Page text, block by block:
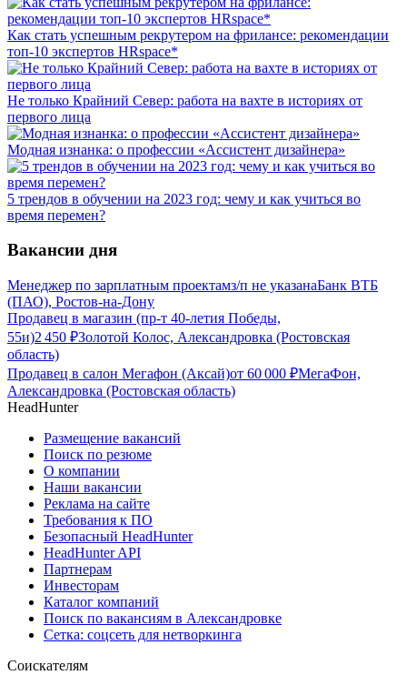
Как стать успешным рекрутером на фрилансе: рекомендации
топ-10 экспертов HRspace*
Не только Крайний Север: работа на вахте в историях от
первого лица
Модная изнанка: о профессии «Ассистент дизайнера»
5 трендов в обучении на 2023 год: чему и как учиться во
время перемен?
Вакансии дня
Менеджер по зарплатным проектамз/п не указанаБанк ВТБ
(ПАО), Ростов-на-Дону
Продавец в магазин (пр-т 40-летия Победы,
55и)2 450 ₽Золотой Колос, Александровка (Ростовская
область)
Продавец в салон Мегафон (Аксай)от 60 000 ₽МегаФон,
Александровка (Ростовская область)
HeadHunter
Размещение вакансий
Поиск по резюме
О компании
Наши вакансии
Реклама на сайте
Требования к ПО
Безопасный HeadHunter
HeadHunter API
Партнерам
Инвесторам
Каталог компаний
Поиск по вакансиям в Александровке
Сетка: соцсеть для нетворкинга
Соискателям